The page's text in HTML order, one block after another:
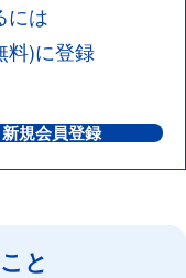
には
料)に登録
新規会員登録
と